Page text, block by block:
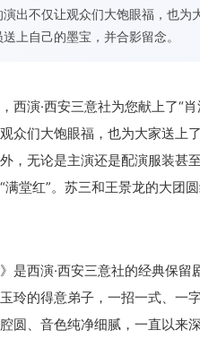
演出不仅让观众们大饱眼福，也
上自己的墨宝，并合影留念。
演·西安三意社为您献上了“肖
众们大饱眼福，也为大家送上
，无论是主演还是配演服装甚
满堂红”。苏三和王景龙的大团
西演·西安三意社的经典保留
玲的得意弟子，一招一式、一
圆、音色纯净细腻，一直以来